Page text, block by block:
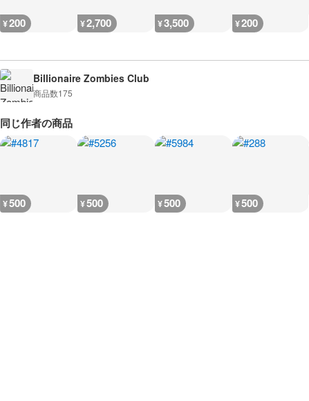
¥200 ¥2,700 ¥3,500 ¥200
Billionaire Zombies Club
商品数175
同じ作者の商品
¥500 ¥500 ¥500 ¥500